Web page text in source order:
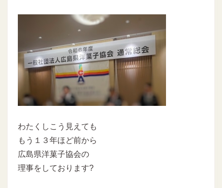
わたくしこう見えても
もう１３年ほど前から
広島県洋菓子協会の
理事をしております?